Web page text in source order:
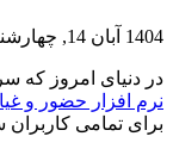
1404 آبان 14, چهارشنبه
در دنیای امروز که
نرم افزار حضور و
برای تمامی